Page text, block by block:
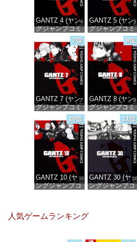
GANTZ 4 (ヤン
グジャンプコミ
ックスDIGITAL)
価格：¥100
GANTZ 5 (ヤン
グジャンプコミ
ックスDIGITAL)
価格：¥100
7位
GANTZ 7 (ヤン
グジャンプコミ
ックスDIGITAL)
価格：¥100
8位
GANTZ 8 (ヤン
グジャンプコミ
ックスDIGITAL)
価格：¥100
10位
GANTZ 10 (ヤ
ングジャンプコ
価格：¥100
11位
GANTZ 30 (ヤ
ングジャンプコ
人気ゲームランキング